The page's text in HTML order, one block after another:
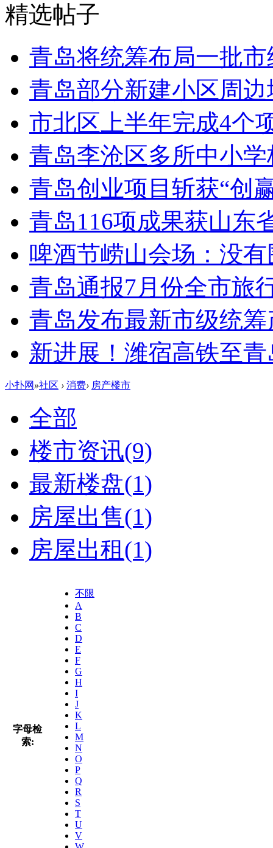
精选帖子
青岛将统筹布局一批市
青岛部分新建小区周
市北区上半年完成4个
青岛李沧区多所中小
青岛创业项目斩获“创
青岛116项成果获山东
啤酒节崂山会场：没有
青岛通报7月份全市旅
青岛发布最新市级统
新进展！潍宿高铁至
小扑网 »社区 › 消费› 房产楼市
全部
楼市资讯(9)
最新楼盘(1)
房屋出售(1)
房屋出租(1)
字母检
索:
不限
A
B
C
D
E
F
G
H
I
J
K
L
M
N
O
P
Q
R
S
T
U
V